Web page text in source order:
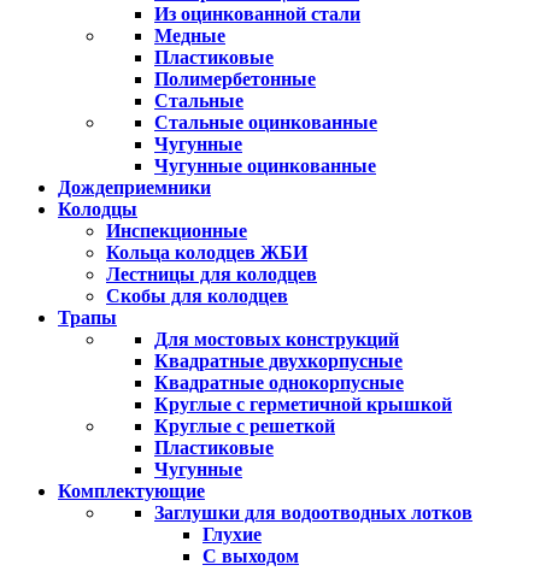
Из оцинкованной стали
Медные
Пластиковые
Полимербетонные
Стальные
Стальные оцинкованные
Чугунные
Чугунные оцинкованные
Дождеприемники
Колодцы
Инспекционные
Кольца колодцев ЖБИ
Лестницы для колодцев
Скобы для колодцев
Трапы
Для мостовых конструкций
Квадратные двухкорпусные
Квадратные однокорпусные
Круглые с герметичной крышкой
Круглые с решеткой
Пластиковые
Чугунные
Комплектующие
Заглушки для водоотводных лотков
Глухие
С выходом